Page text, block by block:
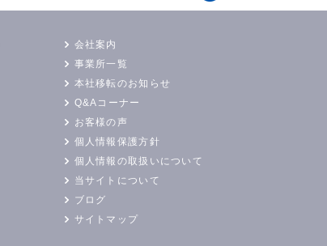
会社案内
事業所一覧
本社移転のお知らせ
Q&Aコーナー
お客様の声
個人情報保護方針
個人情報の取扱いについて
当サイトについて
ブログ
サイトマップ